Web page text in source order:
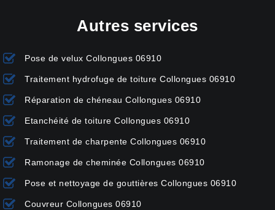
Autres services
Pose de velux Collongues 06910
Traitement hydrofuge de toiture Collongues 06910
Réparation de chéneau Collongues 06910
Etanchéité de toiture Collongues 06910
Traitement de charpente Collongues 06910
Ramonage de cheminée Collongues 06910
Pose et nettoyage de gouttières Collongues 06910
Couvreur Collongues 06910